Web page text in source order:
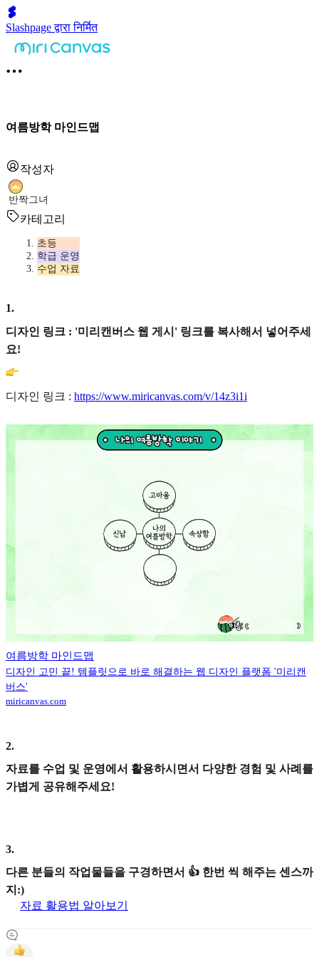
Slashpage द्वारा निर्मित
여름방학 마인드맵
작성자
반짝그녀
카테고리
초등
학급 운영
수업 자료
1.
디자인 링크 : '미리캔버스 웹 게시' 링크를 복사해서 넣어주세
요!
디자인 링크 : https://www.miricanvas.com/v/14z3i1i
여름방학 마인드맵
디자인 고민 끝! 템플릿으로 바로 해결하는 웹 디자인 플랫폼 '미리캔
버스'
miricanvas.com
2.
자료를 수업 및 운영에서 활용하시면서 다양한 경험 및 사례를
가볍게 공유해주세요!
3.
다른 분들의 작업물들을 구경하면서 👍 한번 씩 해주는 센스까
지:)
자료 활용법 알아보기